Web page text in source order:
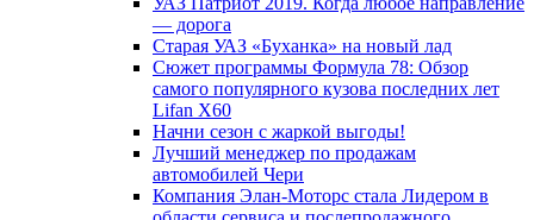
— дорога
Старая УАЗ «Буханка» на новый лад
Сюжет программы Формула 78: Обзор
самого популярного кузова последних лет
Lifan X60
Начни сезон с жаркой выгоды!
Лучший менеджер по продажам
автомобилей Чери
Компания Элан-Моторс стала Лидером в